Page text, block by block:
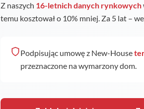
Z naszych 16-letnich danych rynkowych
temu kosztował o 10% mniej. Za 5 lat –
Podpisując umowę z New-House
przeznaczone na wymarzony dom.